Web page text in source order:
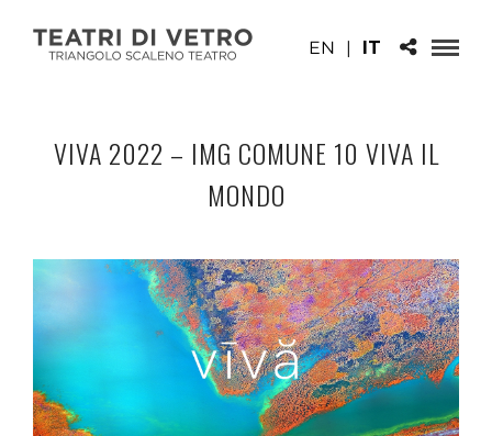
EN | IT
VIVA 2022 – IMG COMUNE 10 VIVA IL
MONDO